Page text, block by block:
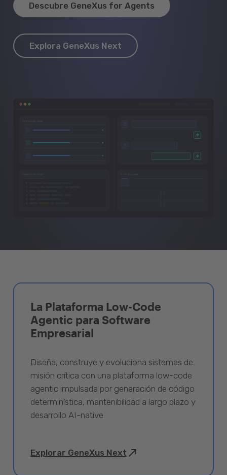
Descubre GeneXus for Agents
Explora GeneXus Next
La Plataforma Low-Code
Agentic para Software
Empresarial
Diseña, construye y evoluciona sistemas de
misión crítica con una plataforma low-code
agentic impulsada por generación de código
determinística, mantenibilidad a largo plazo y
desarrollo AI-native.
Explorar GeneXus Next